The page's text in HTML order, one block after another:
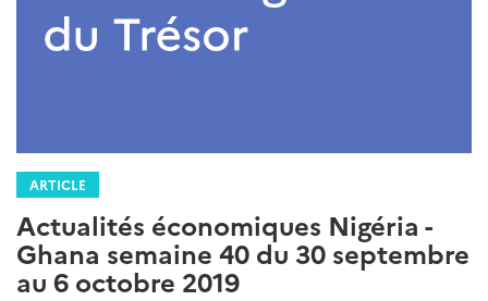
ARTICLE
Actualités économiques Nigéria -
Ghana semaine 40 du 30 septembre
au 6 octobre 2019